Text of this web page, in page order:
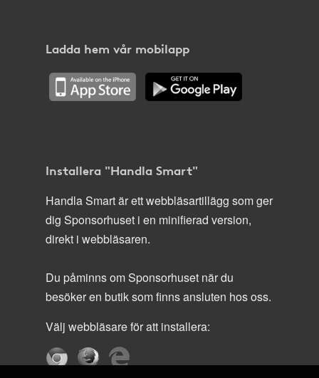
Ladda hem vår mobilapp
Installera "Handla Smart"
Handla Smart är ett webbläsartillägg som ger
dig Sponsorhuset i en minifierad version,
direkt i webbläsaren.
Du påminns om Sponsorhuset när du
besöker en butik som finns ansluten hos oss.
Välj webbläsare för att installera: